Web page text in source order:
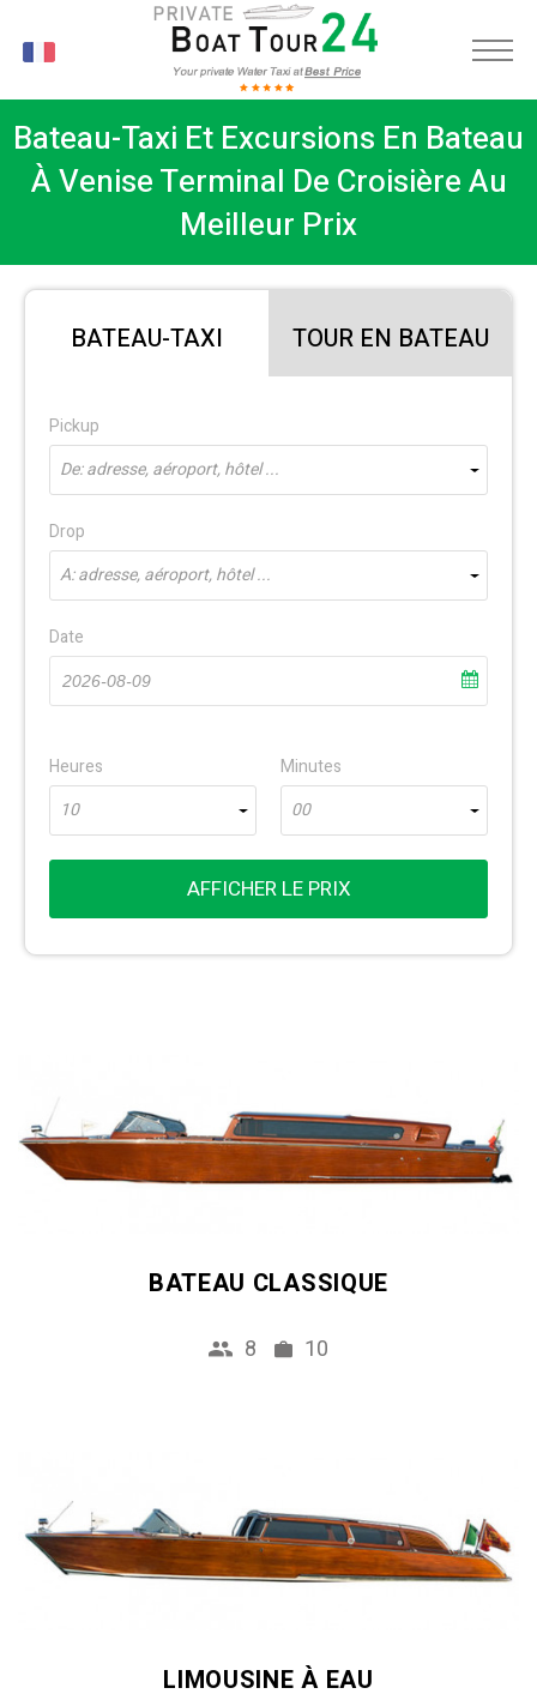
Bateau-Taxi Et Excursions En Bateau
À Venise Terminal De Croisière Au
Meilleur Prix
BATEAU-TAXI TOUR EN BATEAU
Pickup
De: adresse, aéroport, hôtel ...
Drop
À: adresse, aéroport, hôtel ...
Date
Heures
10
Minutes
00
AFFICHER LE PRIX
BATEAU CLASSIQUE
8 10
LIMOUSINE À EAU